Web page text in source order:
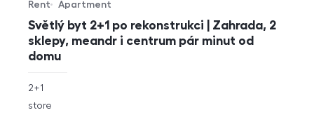
Světlý byt 2+1 po rekonstrukci | Zahrada, 2
sklepy, meandr i centrum pár minut od
domu
Offer type
Rent
Property type
Apartment
rozměry
2+1
funkce
store